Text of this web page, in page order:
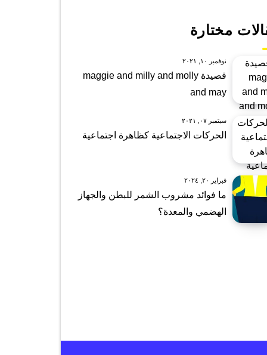
مختارة
نوفمبر ١٠, ٢٠٢١
قصيدة maggie and milly and molly
and may
سبتمبر ٠٧, ٢٠٢١
الحركات الاجتماعية كظاهرة اجتماعية
فبراير ٢٠, ٢٠٢٤
ما فوائد مشروب الشمر للبطن والجهاز
الهضمي والمعدة؟